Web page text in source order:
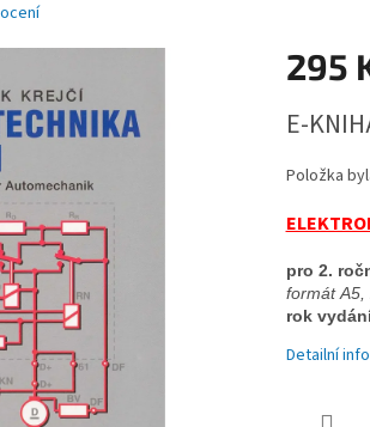
295
cena:
E-
Položka
pro 2.
formát
rok
Detailní